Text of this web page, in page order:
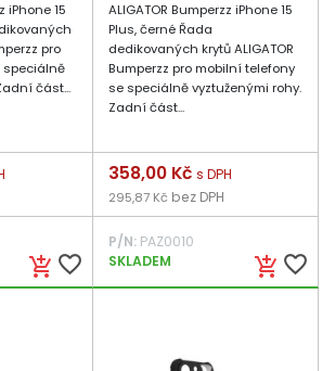
iPhone 15
pro
speciálně
část...
add_shopping_cart favorite_border
ALIGATOR Bumperzz iPhone 15
Plus, černé Řada
dedikovaných krytů ALIGATOR
Bumperzz pro mobilní telefony
se speciálně vyztuženými rohy.
Zadní část...
add_shopping_cart favorite_border
Cena
358,00 Kč s DPH
295,87 Kč bez DPH
P/N:PAZ0010
SKLADEM